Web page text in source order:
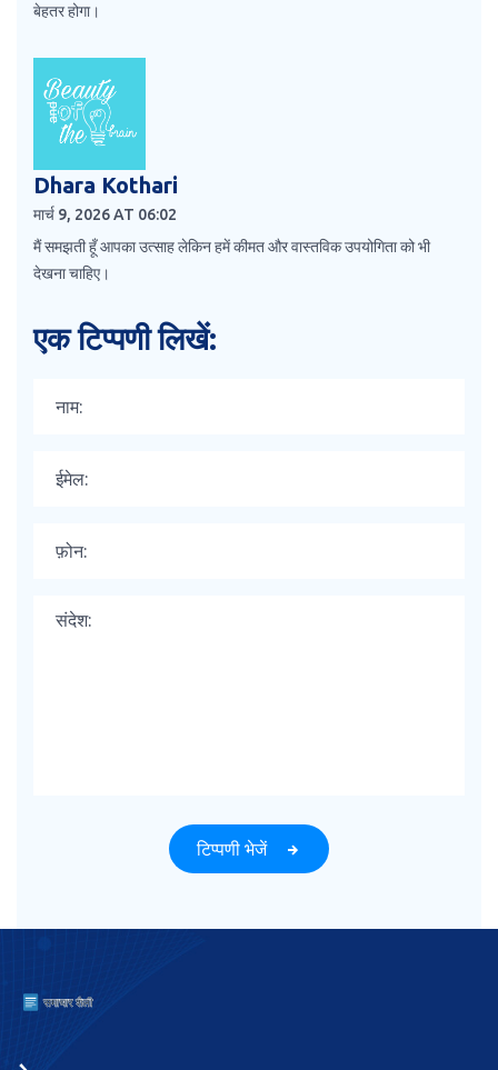
बेहतर होगा।
Dhara Kothari
मार्च 9, 2026 AT 06:02
मैं समझती हूँ आपका उत्साह लेकिन हमें कीमत और वास्तविक उपयोगिता को भी
देखना चाहिए।
एक टिप्पणी लिखें:
टिप्पणी भेजें